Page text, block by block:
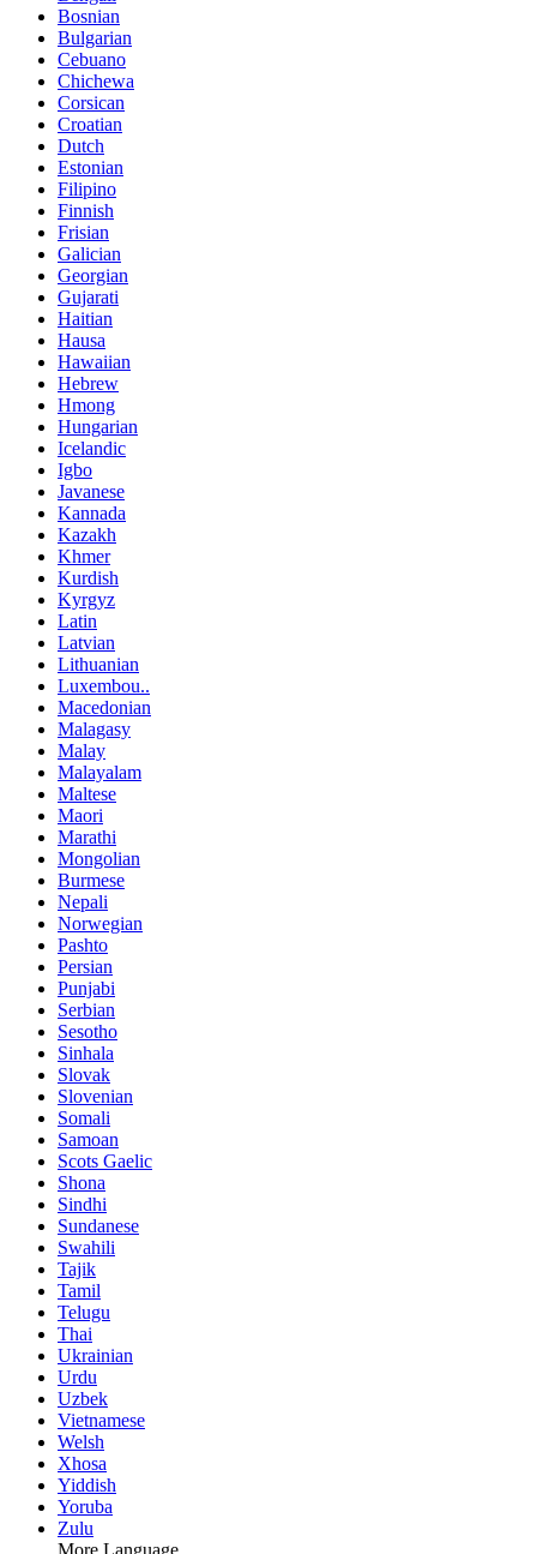
Bosnian
Bulgarian
Cebuano
Chichewa
Corsican
Croatian
Dutch
Estonian
Filipino
Finnish
Frisian
Galician
Georgian
Gujarati
Haitian
Hausa
Hawaiian
Hebrew
Hmong
Hungarian
Icelandic
Igbo
Javanese
Kannada
Kazakh
Khmer
Kurdish
Kyrgyz
Latin
Latvian
Lithuanian
Luxembou..
Macedonian
Malagasy
Malay
Malayalam
Maltese
Maori
Marathi
Mongolian
Burmese
Nepali
Norwegian
Pashto
Persian
Punjabi
Serbian
Sesotho
Sinhala
Slovak
Slovenian
Somali
Samoan
Scots Gaelic
Shona
Sindhi
Sundanese
Swahili
Tajik
Tamil
Telugu
Thai
Ukrainian
Urdu
Uzbek
Vietnamese
Welsh
Xhosa
Yiddish
Yoruba
Zulu
More Language